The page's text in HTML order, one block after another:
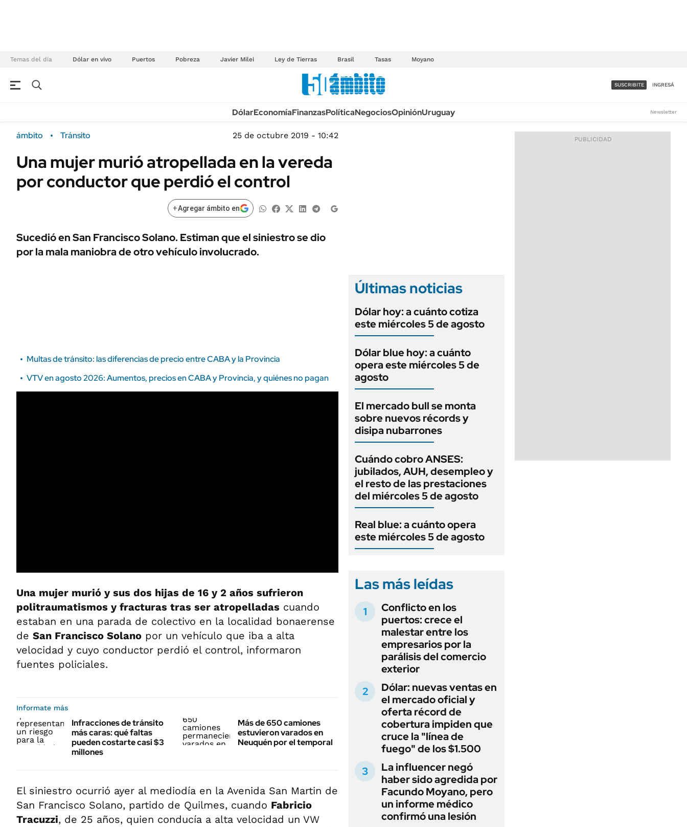
Temas del día Dólar en vivo Puertos Pobreza Javier Milei Ley de Tierras Brasil Tasas Moyano
Campo
FINANZAS
ÁMBITO DEBATE
MEDIAKIT AMBITO DEBATE
Sustentabilidad
ENERGY REPORT
POLÍTICA
TECNOLOGÍA
MÉXICO
MUNDO
INFORMACIÓN GENERAL
LIFESTYLE
ACCESO FULL - $1.800/MES
SUSCRIBITE INGRESÁ
DólarEconomíaFinanzasPolíticaNegociosOpiniónUruguay Newsletter
ámbito Tránsito 25 de octubre 2019 - 10:42
Una mujer murió atropellada en la vereda
por conductor que perdió el control
+Agregar ámbito en
Sucedió en San Francisco Solano. Estiman que el siniestro se dio
por la mala maniobra de otro vehículo involucrado.
Multas de tránsito: las diferencias de precio entre CABA y la Provincia
VTV en agosto 2026: Aumentos, precios en CABA y Provincia, y quiénes no pagan
Una mujer murió y sus dos hijas de 16 y 2 años sufrieron
politraumatismos y fracturas tras ser atropelladas cuando
estaban en una parada de colectivo en la localidad bonaerense
de San Francisco Solano por un vehículo que iba a alta
velocidad y cuyo conductor perdió el control, informaron
fuentes policiales.
Informate más
Infracciones de tránsito
más caras: qué faltas
pueden costarte casi $3
millones
Más de 650 camiones
estuvieron varados en
Neuquén por el temporal
El siniestro ocurrió ayer al mediodía en la Avenida San Martin de
San Francisco Solano, partido de Quilmes, cuando Fabricio
Tracuzzi, de 25 años, quien conducía a alta velocidad un VW
Últimas noticias
Dólar hoy: a cuánto cotiza
este miércoles 5 de agosto
Dólar blue hoy: a cuánto
opera este miércoles 5 de
agosto
El mercado bull se monta
sobre nuevos récords y
disipa nubarrones
Cuándo cobro ANSES:
jubilados, AUH, desempleo y
el resto de las prestaciones
del miércoles 5 de agosto
Real blue: a cuánto opera
este miércoles 5 de agosto
Las más leídas
Conflicto en los
puertos: crece el
malestar entre los
empresarios por la
parálisis del comercio
exterior
Dólar: nuevas ventas en
el mercado oficial y
oferta récord de
cobertura impiden que
cruce la "línea de
fuego" de los $1.500
La influencer negó
haber sido agredida por
Facundo Moyano, pero
un informe médico
confirmó una lesión